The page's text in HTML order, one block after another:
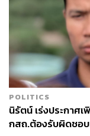
POLITICS
นิรัตน์ เร่งประกาศ
กสถ.ต้องรับผิดชอ